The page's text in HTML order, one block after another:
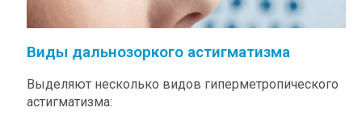
Виды дальнозоркого астигматизма
Выделяют несколько видов гиперметропического
астигматизма: